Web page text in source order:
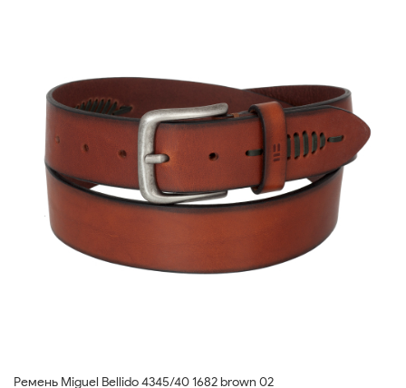
Ремень Miguel Bellido 4345/40 1682 brown 02